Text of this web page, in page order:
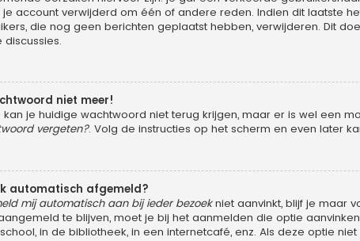
account verwijderd om één of andere reden. Indien dit laatste
die nog geen berichten geplaatst hebben, verwijderen. Dit
niet meer!
je huidige wachtwoord niet terug krijgen, maar er is wel een
vergeten?. Volg de instructies op het scherm en even later
automatisch afgemeld?
mij automatisch aan bij ieder bezoekniet aanvinkt, blijf je maar
te blijven, moet je bij het aanmelden die optie
in de bibliotheek, in een internetcafé, enz. Als deze optie